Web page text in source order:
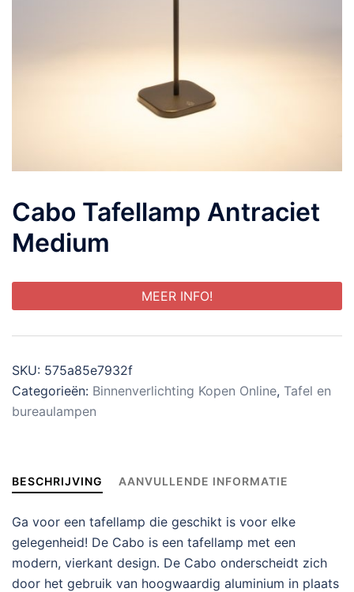
Cabo Tafellamp Antraciet
Medium
MEER INFO!
SKU: 575a85e7932f
Categorieën: Binnenverlichting Kopen Online, Tafel en
bureaulampen
BESCHRIJVING AANVULLENDE INFORMATIE
Ga voor een tafellamp die geschikt is voor elke
gelegenheid! De Cabo is een tafellamp met een
modern, vierkant design. De Cabo onderscheidt zich
door het gebruik van hoogwaardig aluminium in plaats